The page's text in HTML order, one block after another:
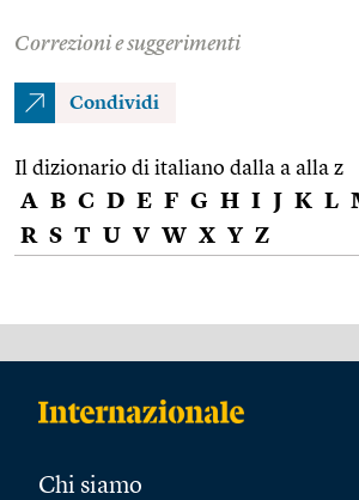
Correzioni e suggerimenti
Condividi
Il dizionario di italiano dalla a alla z
A B C D E F G H I J K L
R S T U V W X Y Z
Chi siamo